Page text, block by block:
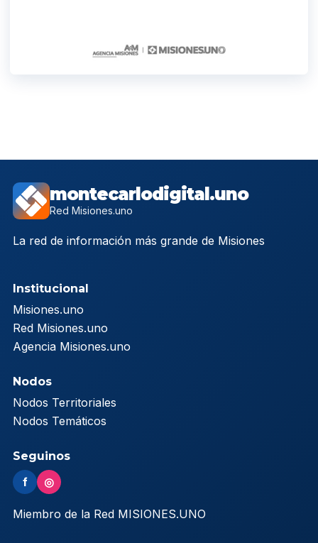
montecarlodigital.uno
Red Misiones.uno
La red de información más grande de Misiones
Institucional
Misiones.uno
Red Misiones.uno
Agencia Misiones.uno
Nodos
Nodos Territoriales
Nodos Temáticos
Seguinos
f ◎
Miembro de la Red MISIONES.UNO